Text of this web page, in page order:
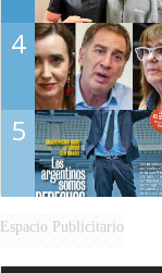
4
5
Espacio Publicitario